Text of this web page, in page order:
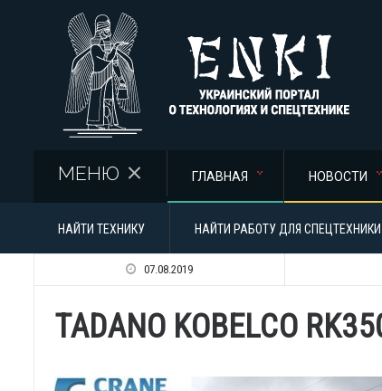
МЕНЮ ГЛАВНАЯ НОВОСТИ
НАЙТИ ТЕХНИКУ НАЙТИ РАБОТУ ДЛЯ СПЕЦТЕХНИКИ
07.08.2019
TADANO KOBELCO